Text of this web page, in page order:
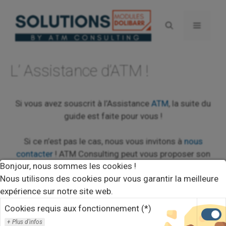
contenu
L’ Assistance d’ATM !
Si vous avez souscrit à l’Assistance ATM, la suite du
guide est faite pour vous !
Si ce n’est pas le cas, nous vous invitons à nous
contacter ! ATM Consulting peut vous proposer son
service d’Assistance !
Bonjour, nous sommes les cookies !
Nous utilisons des cookies pour vous garantir la meilleure
expérience sur notre site web.
Cookies requis aux fonctionnement (*)
Plus d'infos